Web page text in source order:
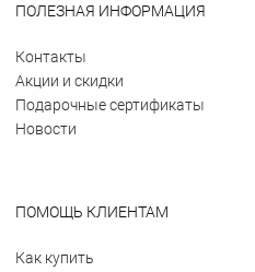
ПОЛЕЗНАЯ ИНФОРМАЦИЯ
Контакты
Акции и скидки
Подарочные сертификаты
Новости
ПОМОЩЬ КЛИЕНТАМ
Как купить